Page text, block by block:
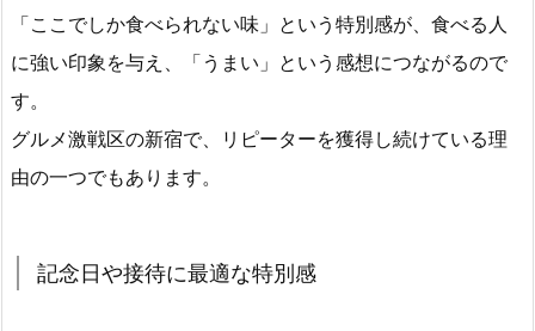
「ここでしか食べられない味」という特別感が、食べる人
に強い印象を与え、「うまい」という感想につながるので
す。
グルメ激戦区の新宿で、リピーターを獲得し続けている理
由の一つでもあります。
記念日や接待に最適な特別感